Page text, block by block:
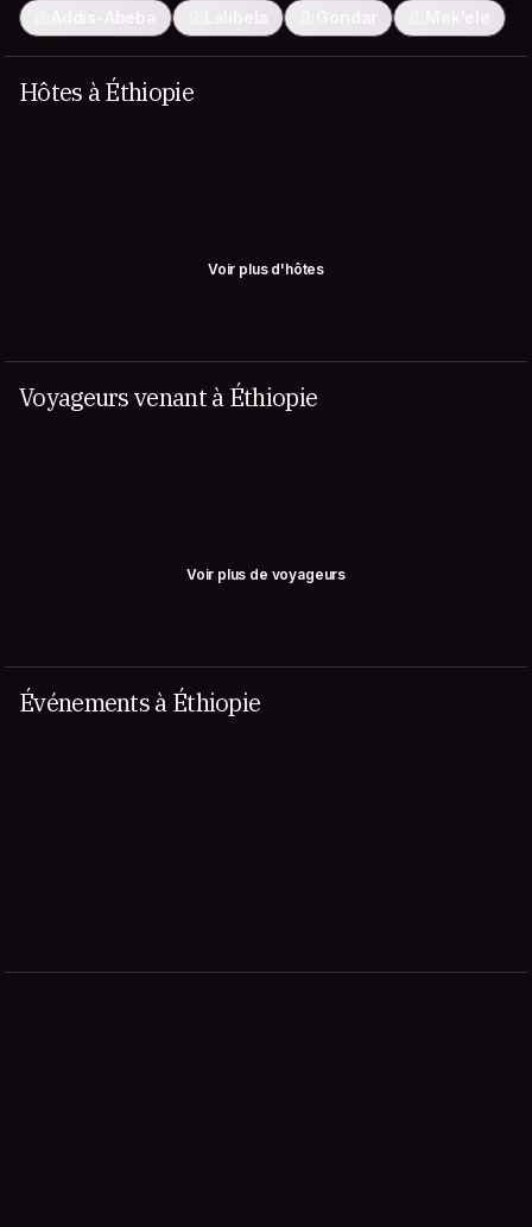
Addis-Abeba Lalibela Gondar Mek'ele
Hôtes à Éthiopie
Voir plus d'hôtes
Voyageurs venant à Éthiopie
Voir plus de voyageurs
Événements à Éthiopie